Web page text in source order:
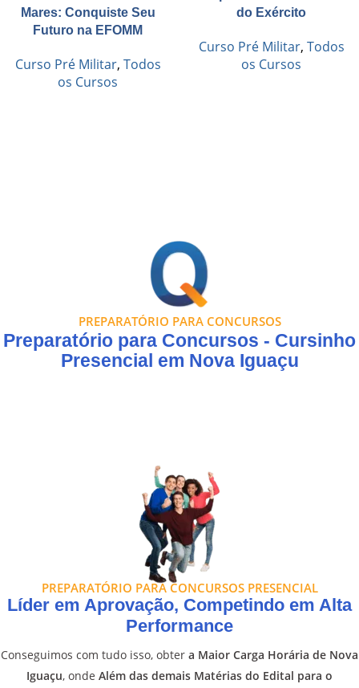
Mares: Conquiste Seu
Futuro na EFOMM
Curso Pré Militar, Todos
os Cursos
do Exército
Curso Pré Militar, Todos
os Cursos
PREPARATÓRIO PARA CONCURSOS
Preparatório para Concursos - Cursinho
Presencial em Nova Iguaçu
PREPARATÓRIO PARA CONCURSOS PRESENCIAL
Líder em Aprovação, Competindo em Alta
Performance
Conseguimos com tudo isso, obter a Maior Carga Horária de Nova
Iguaçu, onde Além das demais Matérias do Edital para o